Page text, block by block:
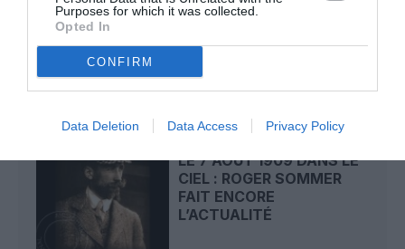
Purposes for which it was collected.
Opted In
CONFIRM
Data Deletion Data Access Privacy Policy
CIEL : UNE
PUBLIQUE...
LE 7 AOÛT 1909 DANS LE
CIEL : ROGER SOMMER
FAIT ENCORE
L’ACTUALITÉ